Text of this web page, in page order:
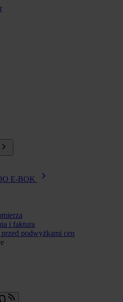
E-BOK
i faktura
podwyżkami cen